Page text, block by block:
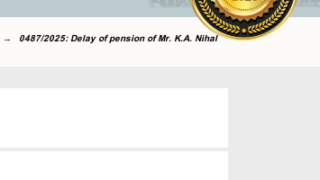
0487/2025: Delay of pension of Mr. K.A. Nihal